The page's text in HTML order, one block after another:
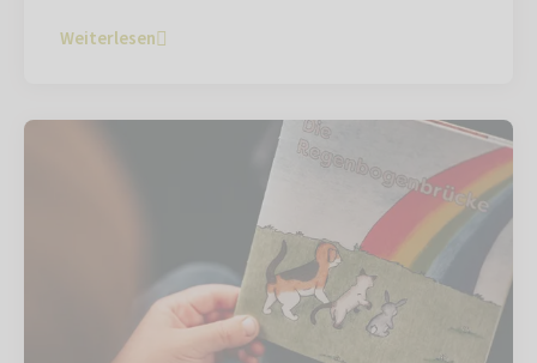
Weiterlesen